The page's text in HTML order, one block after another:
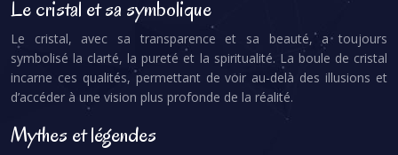
Le cristal et sa symbolique
Le cristal, avec sa transparence et sa beauté, a toujours
symbolisé la clarté, la pureté et la spiritualité. La boule de cristal
incarne ces qualités, permettant de voir au-delà des illusions et
d’accéder à une vision plus profonde de la réalité.
Mythes et légendes